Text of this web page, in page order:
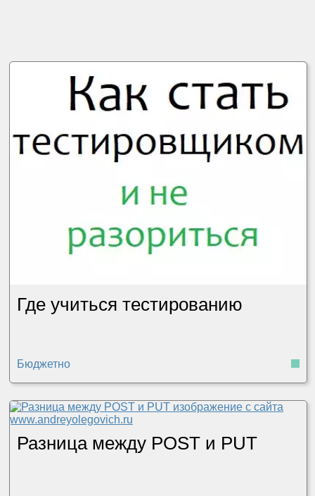
Где учиться тестированию
Бюджетно
Разница между POST и PUT